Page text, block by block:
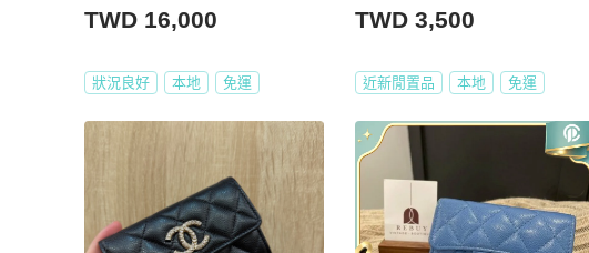
TWD 16,000
狀況良好 本地 免運
TWD 3,500
近新閒置品 本地 免運